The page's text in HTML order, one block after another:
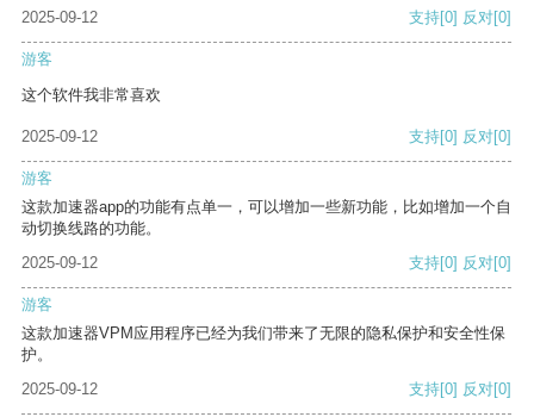
2025-09-12
支持[0] 反对[0]
游客
这个软件我非常喜欢
2025-09-12 支持[0] 反对[0]
游客
这款加速器app的功能有点单一，可以增加一些新功能，比如增加一个自
动切换线路的功能。
2025-09-12
支持[0] 反对[0]
游客
这款加速器VPM应用程序已经为我们带来了无限的隐私保护和安全性保
护。
2025-09-12
支持[0] 反对[0]